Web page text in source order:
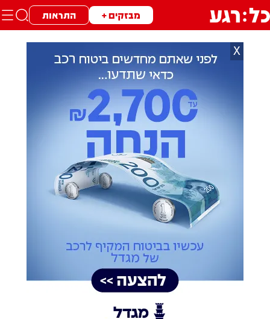
מבזקים + התראות
X